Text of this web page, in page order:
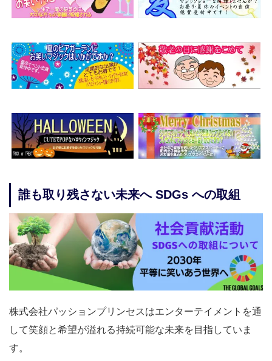
誰も取り残さない未来へ SDGs への取組
株式会社パッションプリンセスはエンターテイメントを通
して笑顔と希望が溢れる持続可能な未来を目指していま
す。